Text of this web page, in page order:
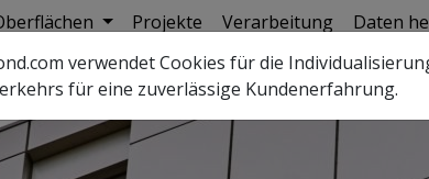
Projekte Verarbeitung Daten
verwendet Cookies für die
für eine zuverlässige Kundenerfahrung.